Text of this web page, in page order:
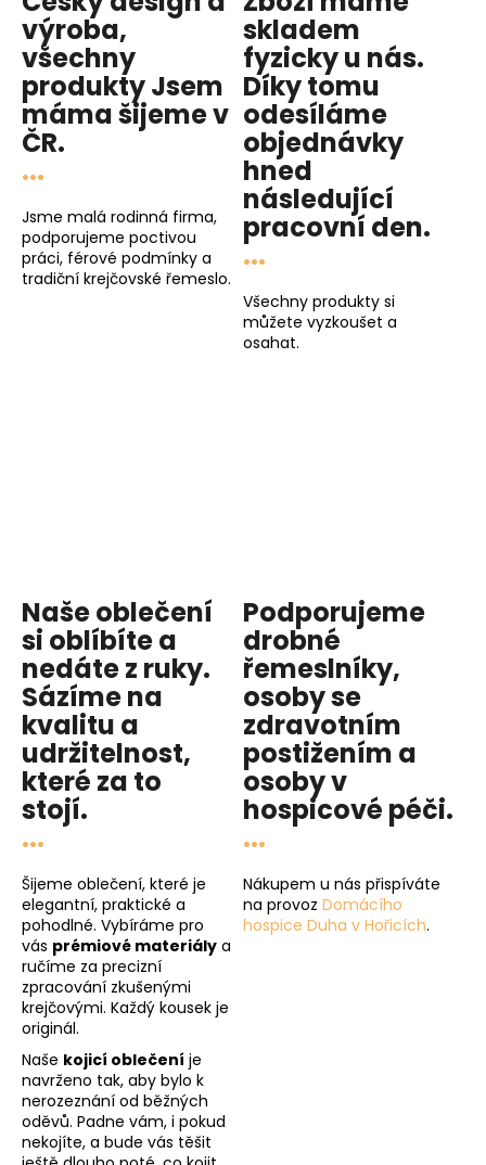
y
v
ý
p
i
s
u
výroba,
všechny
produktyJsem
mámašijeme v
ČR.
...
Jsme malá rodinná firma,
podporujeme poctivou
práci, férové podmínky a
tradiční krejčovské řemeslo.
skladem
fyzicky u nás.
Díky tomu
odesíláme
objednávky
hned
následující
pracovní den.
...
Všechny produkty si
můžete vyzkoušet a
osahat.
Naše oblečení
si oblíbíte a
nedáte z ruky.
Sázíme na
kvalitu a
udržitelnost,
které za to
stojí.
...
Šijeme oblečení, které je
elegantní, praktické a
pohodlné. Vybíráme pro
vás prémiové materiály a
ručíme za precizní
zpracování zkušenými
krejčovými. Každý kousek je
originál.
Naše kojicí oblečení je
navrženo tak, aby bylo k
nerozeznání od běžných
oděvů. Padne vám, i pokud
nekojíte, a bude vás těšit
Podporujeme
drobné
řemeslníky,
osoby se
zdravotním
postižením a
osoby v
hospicové péči.
...
Nákupem u nás přispíváte
na provoz Domácího
hospice Duha v Hořicích.